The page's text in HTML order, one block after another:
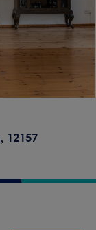
, 12157